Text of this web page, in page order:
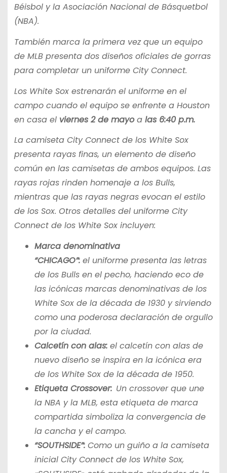
Béisbol y la Asociación Nacional de Básquetbol
(NBA).
También marca la primera vez que un equipo
de MLB presenta dos diseños oficiales de gorras
para completar un uniforme City Connect.
Los White Sox estrenarán el uniforme en el
campo cuando el equipo se enfrente a Houston
en casa el viernes 2 de mayoa las 6:40 p.m.
La camiseta City Connect de los White Sox
presenta rayas finas, un elemento de diseño
común en las camisetas de ambos equipos. Las
rayas rojas rinden homenaje a los Bulls,
mientras que las rayas negras evocan el estilo
de los Sox. Otros detalles del uniforme City
Connect de los White Sox incluyen:
Marca denominativa
“CHICAGO”: el uniforme presenta las letras
de los Bulls en el pecho, haciendo eco de
las icónicas marcas denominativas de los
White Sox de la década de 1930 y sirviendo
como una poderosa declaración de orgullo
por la ciudad.
Calcetín con alas: el calcetín con alas de
nuevo diseño se inspira en la icónica era
de los White Sox de la década de 1950.
Etiqueta Crossover: Un crossover que une
la NBA y la MLB, esta etiqueta de marca
compartida simboliza la convergencia de
la cancha y el campo.
“SOUTHSIDE”: Como un guiño a la camiseta
inicial City Connect de los White Sox,